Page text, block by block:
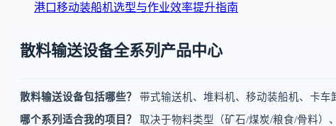
港口移动装船机选型与作业效率提升指南
散料输送设备全系列产品中心
散料输送设备包括哪些？
带式输送机、堆料机、移动装船机、卡车
哪个系列适合我的项目？
取决于物料类型（矿石/煤炭/粮食/骨料）